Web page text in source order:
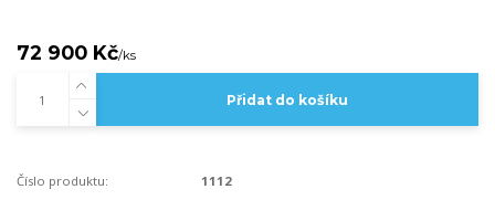
72 900 Kč/ks
Přidat do košíku
Číslo produktu: 1112